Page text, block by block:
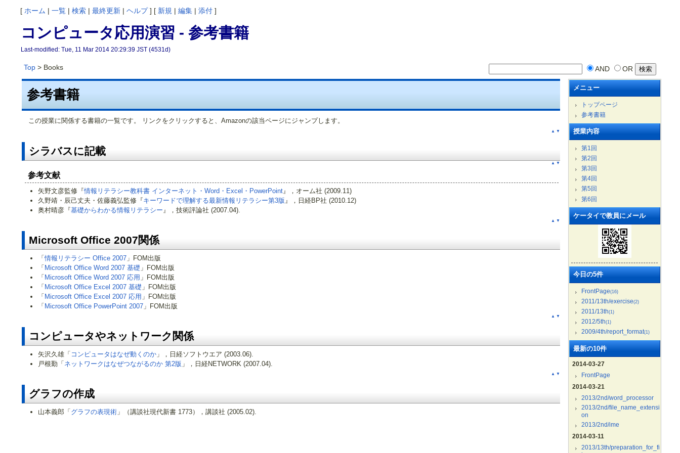
[ ホーム | 一覧| 検索| 最終更新| ヘルプ] [ 新規 | 編集| 添付]
コンピュータ応用演習 - 参考書籍
Last-modified: Tue, 11 Mar 2014 20:29:39 JST (4531d)
Top> Books AND OR
参考書籍
この授業に関係する書籍の一覧です。 リンクをクリックすると、Amazonの該当ページにジャンプします。
▲ ▼
シラバスに記載
▲ ▼
参考文献
矢野文彦監修『情報リテラシー教科書 インターネット・Word・Excel・PowerPoint』，オーム社 (2009.11)
久野靖・辰己丈夫・佐藤義弘監修『キーワードで理解する最新情報リテラシー第3版』，日経BP社 (2010.12)
奥村晴彦『基礎からわかる情報リテラシー』，技術評論社 (2007.04).
▲ ▼
Microsoft Office 2007関係
「情報リテラシー Office 2007」FOM出版
「 Microsoft Office Word 2007 基礎 」FOM出版
「 Microsoft Office Word 2007 応用 」FOM出版
「 Microsoft Office Excel 2007 基礎 」FOM出版
「 Microsoft Office Excel 2007 応用 」FOM出版
「 Microsoft Office PowerPoint 2007」FOM出版
▲ ▼
コンピュータやネットワーク関係
矢沢久雄「 コンピュータはなぜ動くのか」，日経ソフトウエア (2003.06).
戸根勤「ネットワークはなぜつながるのか 第2版 」，日経NETWORK (2007.04).
▲ ▼
グラフの作成
山本義郎「グラフの表現術」（講談社現代新書 1773），講談社 (2005.02).
メニュー
トップページ
参考書籍
授業内容
第1回
第2回
第3回
第4回
第5回
第6回
ケータイで教員にメール
今日の5件
FrontPage(16)
2011/13th/exercise(2)
2011/13th(1)
2012/5th(1)
2009/4th/report_format(1)
最新の10件
2014-03-27
FrontPage
2014-03-21
2013/2nd/word_processor
2013/2nd/file_name_extensi
on
2013/2nd/ime
2014-03-11
2013/13th/preparation_for_fi